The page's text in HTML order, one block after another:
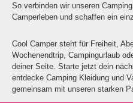
So verbinden wir unseren
Camperleben und schaffen ein
Cool Camper steht für Freiheit,
Wochenendtrip, Campingurlaub
deiner Seite. Starte jetzt dein
entdecke Camping Kleidung und
gemeinsam mit unseren starken